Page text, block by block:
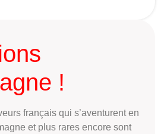
!
français qui s’aventurent en
et plus rares encore sont